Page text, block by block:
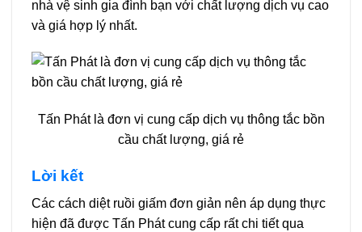
nhà vệ sinh gia đình bạn với chất lượng dịch vụ cao
và giá hợp lý nhất.
Tấn Phát là đơn vị cung cấp dịch vụ thông tắc bồn
cầu chất lượng, giá rẻ
Lời kết
Các cách diệt ruồi giấm đơn giản nên áp dụng thực
hiện đã được Tấn Phát cung cấp rất chi tiết qua